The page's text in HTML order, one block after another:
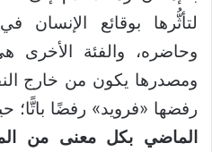
لتأثُّرها بوقائع الإنسان
وحاضره، والفئة الأخرى
ومصدرها يكون من خارج
رفضها «فرويد» رفضًا باتًّا؛
الماضي بكل معنى من